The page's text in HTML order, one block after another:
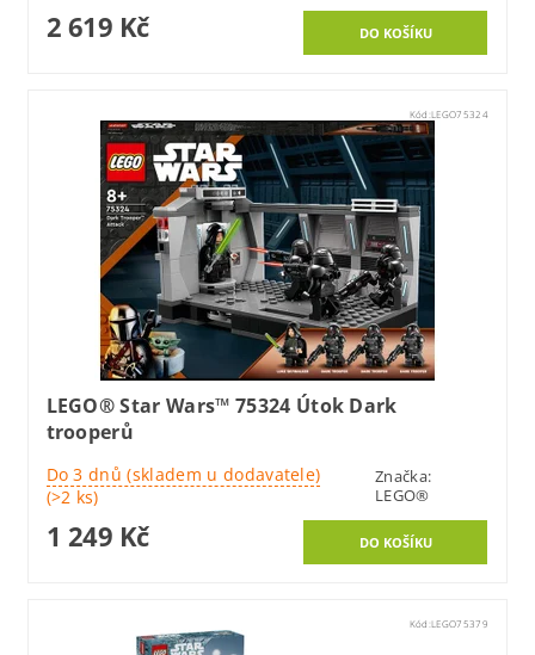
2 619 Kč
Kód:LEGO75324
LEGO® Star Wars™ 75324 Útok Dark
trooperů
Do 3 dnů (skladem u dodavatele)
(>2 ks)
Značka:
LEGO®
1 249 Kč
Kód:LEGO75379